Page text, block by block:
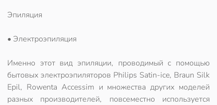
Эпиляция
• Электроэпиляция
Именно этот вид эпиляции, проводимый с помощью
бытовых электроэпиляторов Philips Satin-ice, Braun Silk
Epil, Rowenta Accessim и множества других моделей
разных производителей, повсеместно используется